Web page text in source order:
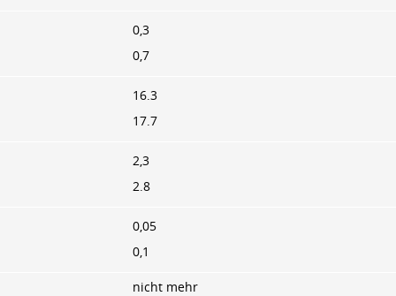
0,3
0,7
16.3
17.7
2,3
2.8
0,05
0,1
nicht mehr